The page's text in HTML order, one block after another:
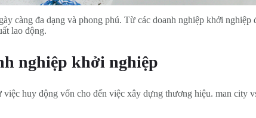
càng đa dạng và phong phú. Từ các doanh nghiệp khởi
lao động.
nghiệp khởi nghiệp
huy động vốn cho đến việc xây dựng thương hiệu. man city